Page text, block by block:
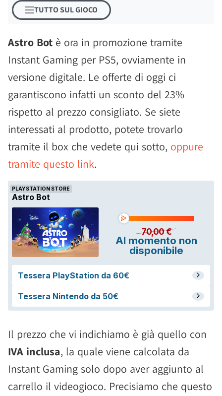
TUTTO SUL GIOCO
Astro Bot è ora in promozione tramite
Instant Gaming per PS5, ovviamente in
versione digitale. Le offerte di oggi ci
garantiscono infatti un sconto del 23%
rispetto al prezzo consigliato. Se siete
interessati al prodotto, potete trovarlo
tramite il box che vedete qui sotto, oppure
tramite questo link.
Il prezzo che vi indichiamo è già quello con
IVA inclusa, la quale viene calcolata da
Instant Gaming solo dopo aver aggiunto al
carrello il videogioco. Precisiamo che questo